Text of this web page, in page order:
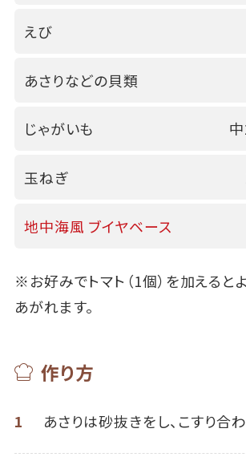
えび
あさりなどの貝類
じゃがいも
玉ねぎ
地中海風 ブイヤベース
※お好みでトマト（1個）を加えると
あがれます。
作り方
1 あさりは砂抜きをし、こすり合